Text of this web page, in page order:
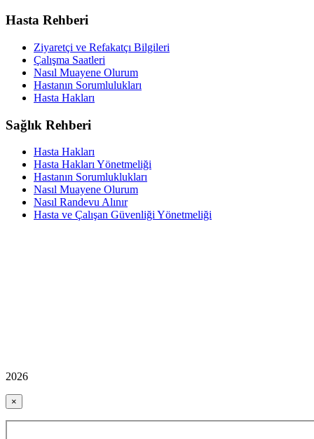
Hasta Rehberi
Ziyaretçi ve Refakatçı Bilgileri
Çalışma Saatleri
Nasıl Muayene Olurum
Hastanın Sorumlulukları
Hasta Hakları
Sağlık Rehberi
Hasta Hakları
Hasta Hakları Yönetmeliği
Hastanın Sorumluklukları
Nasıl Muayene Olurum
Nasıl Randevu Alınır
Hasta ve Çalışan Güvenliği Yönetmeliği
2026
×